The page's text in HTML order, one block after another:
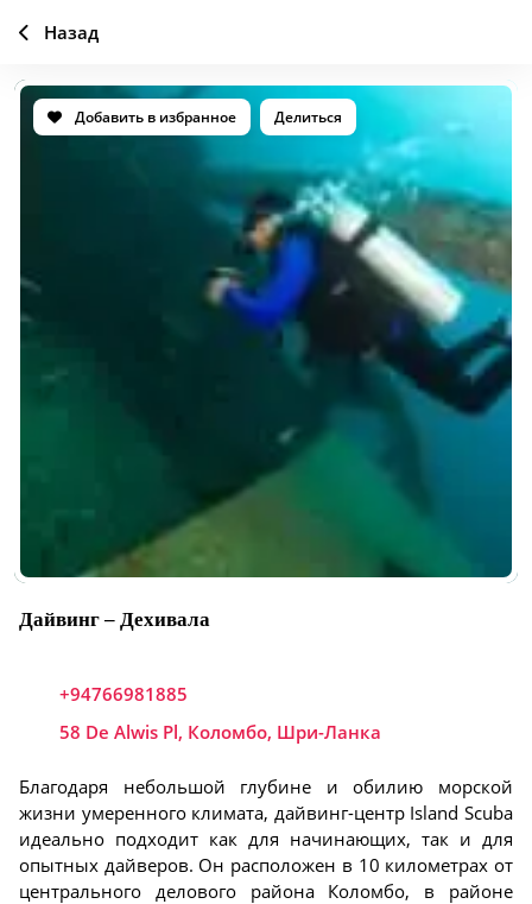
Добавить в избранное Делиться
Дайвинг – Дехивала
+94766981885
58 De Alwis Pl, Коломбо, Шри-Ланка
Благодаря небольшой глубине и обилию морской
жизни умеренного климата, дайвинг-центр Island Scuba
идеально подходит как для начинающих, так и для
опытных дайверов. Он расположен в 10 километрах от
центрального делового района Коломбо, в районе
Назад